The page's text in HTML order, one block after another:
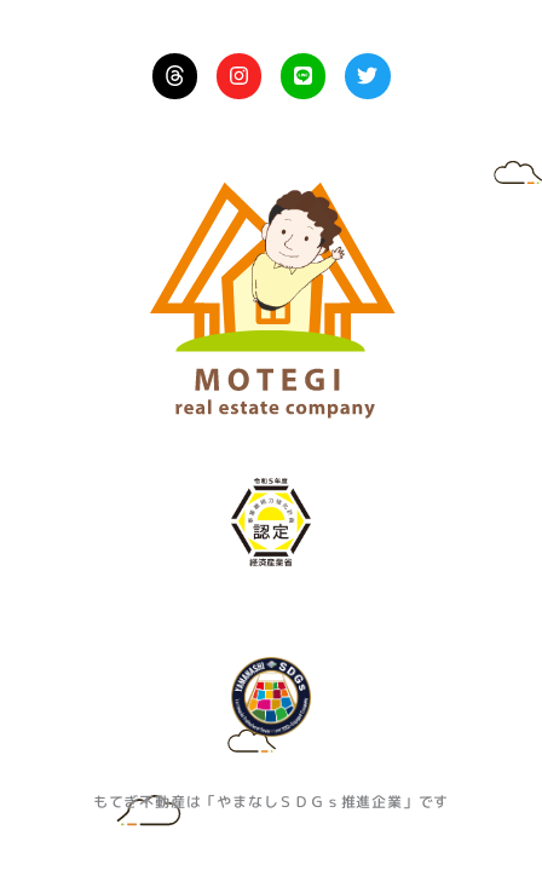
I
n
s
a
m
L
i
n
T
w
i
もてぎ不動産は「やまなしＳＤＧｓ推進企業」です